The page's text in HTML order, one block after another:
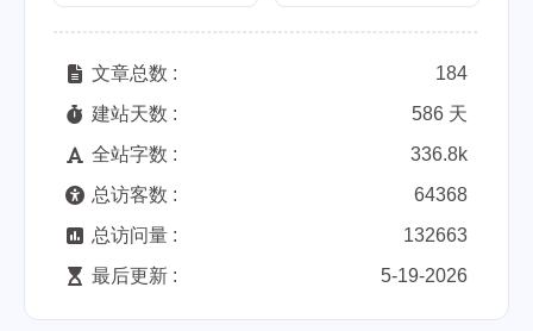
文章总数 :
184
建站天数 :
586 天
全站字数 :
336.8k
总访客数 :
64368
总访问量 :
132663
最后更新 :
5-19-2026